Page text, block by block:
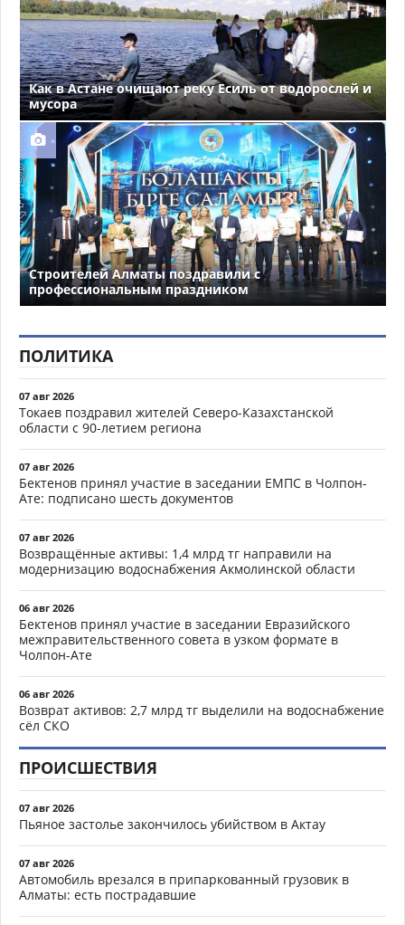
Как в Астане очищают реку Есиль от водорослей и
мусора
Строителей Алматы поздравили с
профессиональным праздником
ПОЛИТИКА
07 авг 2026
Токаев поздравил жителей Северо-Казахстанской
области с 90-летием региона
07 авг 2026
Бектенов принял участие в заседании ЕМПС в Чолпон-
Ате: подписано шесть документов
07 авг 2026
Возвращённые активы: 1,4 млрд тг направили на
модернизацию водоснабжения Акмолинской области
06 авг 2026
Бектенов принял участие в заседании Евразийского
межправительственного совета в узком формате в
Чолпон-Ате
06 авг 2026
Возврат активов: 2,7 млрд тг выделили на водоснабжение
сёл СКО
ПРОИСШЕСТВИЯ
07 авг 2026
Пьяное застолье закончилось убийством в Актау
07 авг 2026
Автомобиль врезался в припаркованный грузовик в
Алматы: есть пострадавшие